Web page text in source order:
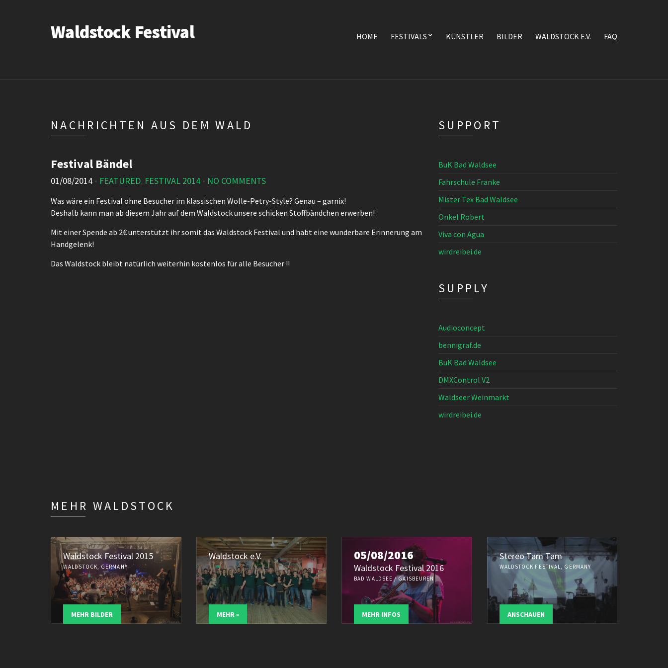
Waldstock Festival HOME FESTIVALS KÜNSTLER BILDER WALDSTOCK E.V. FAQ
NACHRICHTEN AUS DEM WALD
Festival Bändel
01/08/2014 • FEATURED, FESTIVAL 2014 • NO COMMENTS
Was wäre ein Festival ohne Besucher im klassischen Wolle-Petry-Style? Genau – garnix!
Deshalb kann man ab diesem Jahr auf dem Waldstock unsere schicken Stoffbändchen erwerben!
Mit einer Spende ab 2€ unterstützt ihr somit das Waldstock Festival und habt eine wunderbare Erinnerung am
Handgelenk!
Das Waldstock bleibt natürlich weiterhin kostenlos für alle Besucher !!
SUPPORT
BuK Bad Waldsee
Fahrschule Franke
Mister Tex Bad Waldsee
Onkel Robert
Viva con Agua
wirdreibei.de
SUPPLY
Audioconcept
bennigraf.de
BuK Bad Waldsee
DMXControl V2
Waldseer Weinmarkt
wirdreibei.de
MEHR WALDSTOCK
Waldstock Festival 2015
WALDSTOCK, GERMANY
MEHR BILDER
Waldstock e.V.
MEHR »
05/08/2016
Waldstock Festival 2016
BAD WALDSEE / GAISBEUREN
MEHR INFOS
Stereo Tam Tam
WALDSTOCK FESTIVAL, GERMANY
ANSCHAUEN